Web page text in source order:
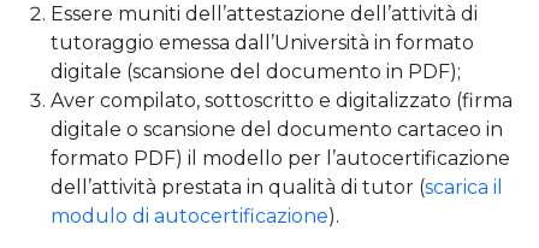
Essere muniti dell’attestazione dell’attività di
tutoraggio emessa dall’Università in formato
digitale (scansione del documento in PDF);
Aver compilato, sottoscritto e digitalizzato (firma
digitale o scansione del documento cartaceo in
formato PDF) il modello per l’autocertificazione
dell’attività prestata in qualità di tutor (scarica il
modulo di autocertificazione).